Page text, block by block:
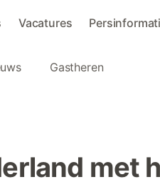
Vacatures
Gastheren
met